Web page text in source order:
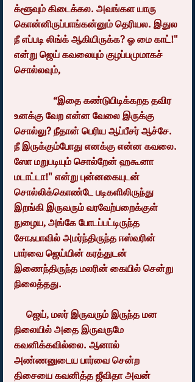
க்ளூவும் கிடைக்கல. அவங்கள யாரு
கொன்னிருப்பாங்கன்னும் தெரியல. இதுல
நீ எப்படி லிங்க் ஆகியிருக்க? ஓ மை காட்!"
என்று ஜெய் கவலையும் குழப்பமுமாகச்
சொல்லவும்,
உனக்கு வேற என்ன வேலை இருக்கு
சொல்லு? நீதான் பெரிய ஆப்பீசர் ஆச்சே.
நீ இருக்கும்போது எனக்கு என்ன கவலை.
ஸோ மறுபடியும் சொல்றேன் ஹகூனா
மடாட்டா!" என்று புன்னகையுடன்
சொல்லிக்கொண்டே படிகளிலிருந்து
இறங்கி இருவரும் வரவேற்பறைக்குள்
நுழைய, அங்கே போடப்பட்டிருந்த
சோஃபாவில் அமர்ந்திருந்த ஈஸ்வரின்
பார்வை ஜெய்யின் கரத்துடன்
இணைந்திருந்த மலரின் கையில் சென்று
நிலைத்தது.
நிலையில் அதை இருவருமே
கவனிக்கவில்லை. ஆனால்
அண்ணனுடைய பார்வை சென்ற
திசையை கவனித்த ஜீவிதா அவன்